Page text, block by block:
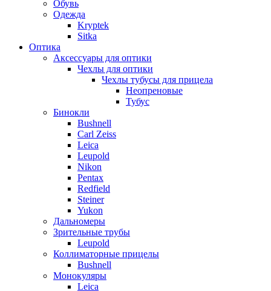
Обувь
Одежда
Kryptek
Sitka
Оптика
Аксессуары для оптики
Чехлы для оптики
Чехлы тубусы для прицела
Неопреновые
Тубус
Бинокли
Bushnell
Carl Zeiss
Leica
Leupold
Nikon
Pentax
Redfield
Steiner
Yukon
Дальномеры
Зрительные трубы
Leupold
Коллиматорные прицелы
Bushnell
Монокуляры
Leica